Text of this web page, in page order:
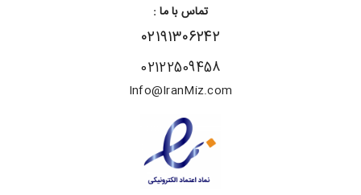
تماس با ما :
۰۲۱۹۱۳۰۶۲۴۲
02122509458
Info@IranMiz.com